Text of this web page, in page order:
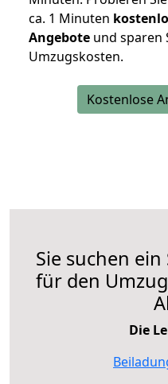
ca. 1 Minuten
Angebote und sparen
Umzugskosten.
Kostenlose
Sie suchen
für den
Die